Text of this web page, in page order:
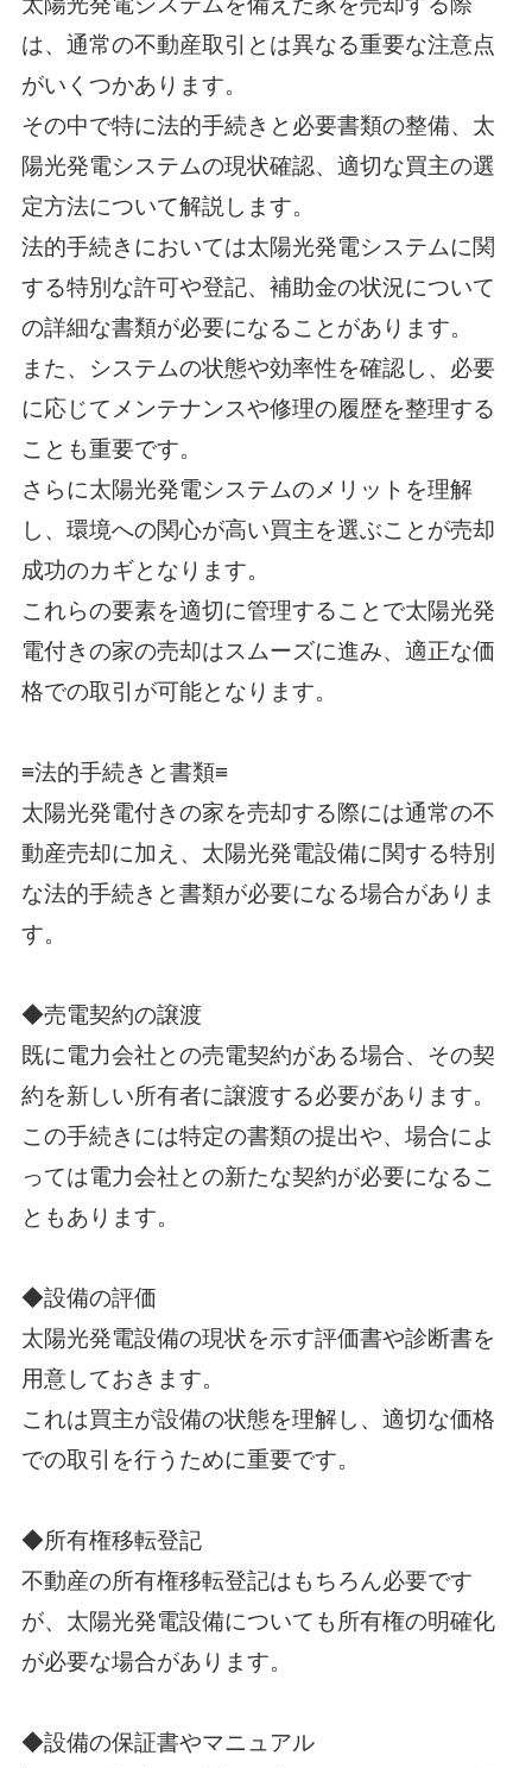
は、通常の不動産取引とは異なる重要な注意点
がいくつかあります。
その中で特に法的手続きと必要書類の整備、太
陽光発電システムの現状確認、適切な買主の選
定方法について解説します。
法的手続きにおいては太陽光発電システムに関
する特別な許可や登記、補助金の状況について
の詳細な書類が必要になることがあります。
また、システムの状態や効率性を確認し、必要
に応じてメンテナンスや修理の履歴を整理する
ことも重要です。
さらに太陽光発電システムのメリットを理解
し、環境への関心が高い買主を選ぶことが売却
成功のカギとなります。
これらの要素を適切に管理することで太陽光発
電付きの家の売却はスムーズに進み、適正な価
格での取引が可能となります。
≡法的手続きと書類≡
太陽光発電付きの家を売却する際には通常の不
動産売却に加え、太陽光発電設備に関する特別
な法的手続きと書類が必要になる場合がありま
す。
◆売電契約の譲渡
既に電力会社との売電契約がある場合、その契
約を新しい所有者に譲渡する必要があります。
この手続きには特定の書類の提出や、場合によ
っては電力会社との新たな契約が必要になるこ
ともあります。
◆設備の評価
太陽光発電設備の現状を示す評価書や診断書を
用意しておきます。
これは買主が設備の状態を理解し、適切な価格
での取引を行うために重要です。
◆所有権移転登記
不動産の所有権移転登記はもちろん必要です
が、太陽光発電設備についても所有権の明確化
が必要な場合があります。
◆設備の保証書やマニュアル